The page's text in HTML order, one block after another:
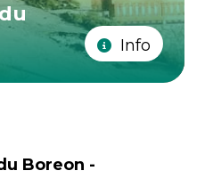
Info
Boreon -